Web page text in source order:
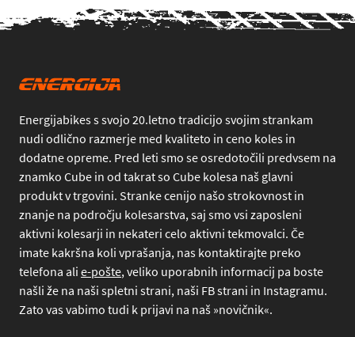
Energijabikes s svojo 20.letno tradicijo svojim strankam
nudi odlično razmerje med kvaliteto in ceno koles in
dodatne opreme. Pred leti smo se osredotočili predvsem na
znamko Cube in od takrat so Cube kolesa naš glavni
produkt v trgovini. Stranke cenijo našo strokovnost in
znanje na področju kolesarstva, saj smo vsi zaposleni
aktivni kolesarji in nekateri celo aktivni tekmovalci. Če
imate kakršna koli vprašanja, nas kontaktirajte preko
telefona ali e-pošte, veliko uporabnih informacij pa boste
našli že na naši spletni strani, naši FB strani in Instagramu.
Zato vas vabimo tudi k prijavi na naš »novičnik«.